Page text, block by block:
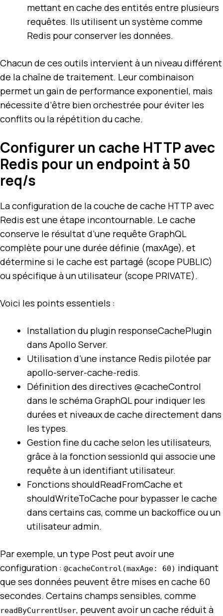
mettant en cache des entités entre plusieurs
requêtes. Ils utilisent un système comme
Redis pour conserver les données.
Chacun de ces outils intervient à un niveau différent
de la chaîne de traitement. Leur combinaison
permet un gain de performance exponentiel, mais
nécessite d’être bien orchestrée pour éviter les
conflits ou la répétition du cache.
Configurer un cache HTTP avec
Redis pour un endpoint à 50
req/s
La configuration de la couche de cache HTTP avec
Redis est une étape incontournable. Le cache
conserve le résultat d’une requête GraphQL
complète pour une durée définie (maxAge), et
détermine si le cache est partagé (scope PUBLIC)
ou spécifique à un utilisateur (scope PRIVATE).
Voici les points essentiels :
Installation du plugin responseCachePlugin
dans Apollo Server.
Utilisation d’une instance Redis pilotée par
apollo-server-cache-redis.
Définition des directives @cacheControl
dans le schéma GraphQL pour indiquer les
durées et niveaux de cache directement dans
les types.
Gestion fine du cache selon les utilisateurs,
grâce à la fonction sessionId qui associe une
requête à un identifiant utilisateur.
Fonctions shouldReadFromCache et
shouldWriteToCache pour bypasser le cache
dans certains cas, comme un backoffice ou un
utilisateur admin.
Par exemple, un type Post peut avoir une
configuration : @cacheControl(maxAge: 60) indiquant
que ses données peuvent être mises en cache 60
secondes. Certains champs sensibles, comme
readByCurrentUser, peuvent avoir un cache réduit à